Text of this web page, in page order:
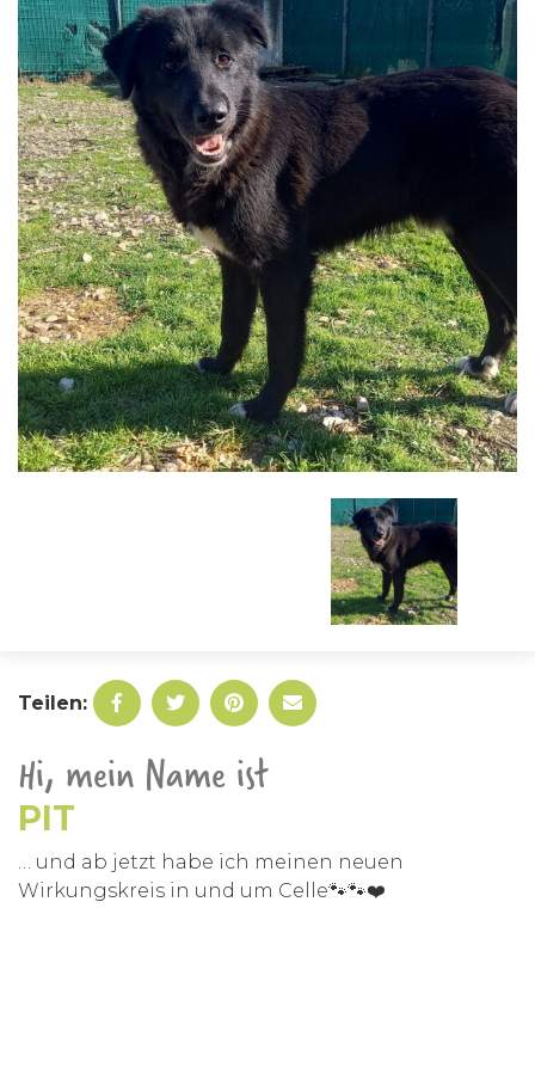
Teilen:
Hi, mein Name ist
PIT
… und ab jetzt habe ich meinen neuen
Wirkungskreis in und um Celle🐾🐾❤️